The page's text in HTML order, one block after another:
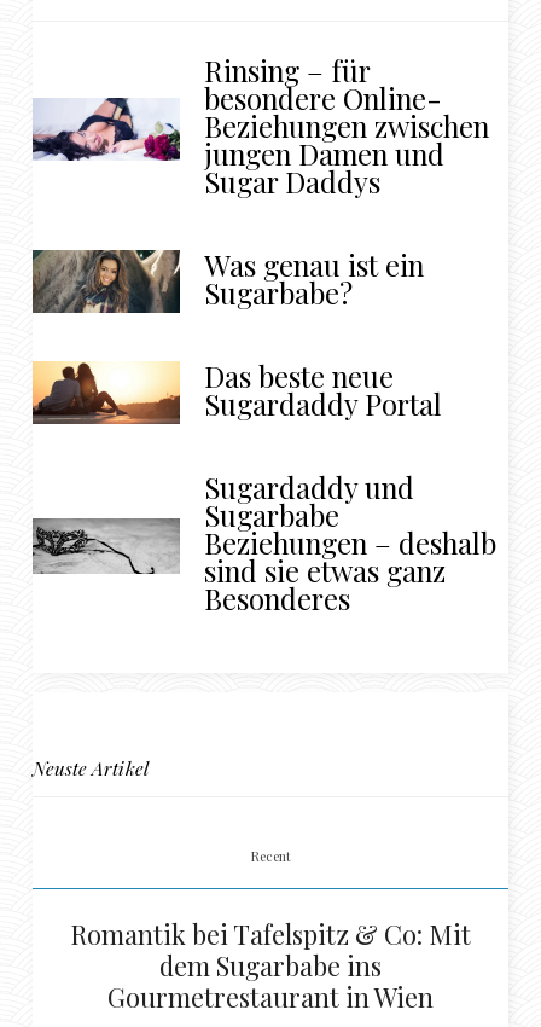
Rinsing – für
besondere Online-
Beziehungen zwischen
jungen Damen und
Sugar Daddys
Was genau ist ein
Sugarbabe?
Das beste neue
Sugardaddy Portal
Sugardaddy und
Sugarbabe
Beziehungen – deshalb
sind sie etwas ganz
Besonderes
Neuste Artikel
Recent
Romantik bei Tafelspitz & Co: Mit
dem Sugarbabe ins
Gourmetrestaurant in Wien